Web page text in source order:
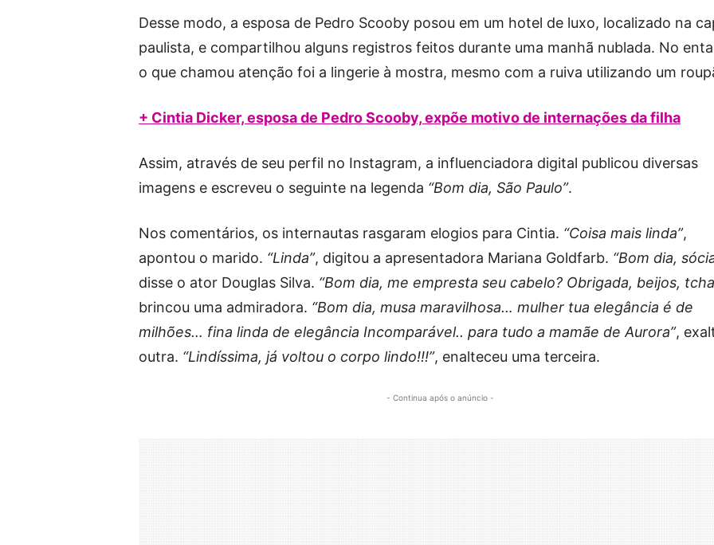
Desse modo, a esposa de Pedro Scooby posou em um hotel de luxo, localizado na
paulista, e compartilhou alguns registros feitos durante uma manhã nublada. No
o que chamou atenção foi a lingerie à mostra, mesmo com a ruiva utilizando um
+ Cintia Dicker, esposa de Pedro Scooby, expõe motivo de internações da filha
Assim, através de seu perfil no Instagram, a influenciadora digital publicou diversas
imagens e escreveu o seguinte na legenda “Bom dia, São Paulo”.
Nos comentários, os internautas rasgaram elogios para Cintia. “Coisa mais linda”,
apontou o marido. “Linda”, digitou a apresentadora Mariana Goldfarb. “Bom dia,
disse o ator Douglas Silva. “Bom dia, me empresta seu cabelo? Obrigada, beijos,
brincou uma admiradora. “Bom dia, musa maravilhosa… mulher tua elegância é de
milhões… fina linda de elegância Incomparável.. para tudo a mamãe de Aurora”,
outra. “Lindíssima, já voltou o corpo lindo!!!”, enalteceu uma terceira.
- Continua após o anúncio -